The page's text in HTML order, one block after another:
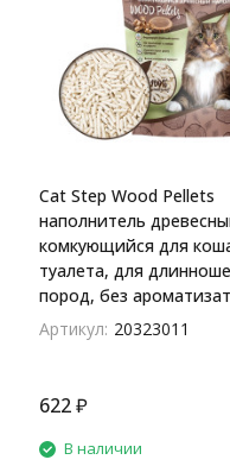
Cat Step Wood Pellets
наполнитель
комкующийся для
туалета, для
пород, без
л
Артикул: 20323011
622 ₽
В наличии